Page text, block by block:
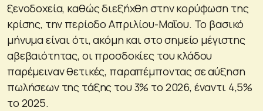
ξενοδοχεία, καθώς διεξήχθη στην κορύφωση της
κρίσης, την περίοδο Απριλίου-Μαΐου. Το βασικό
μήνυμα είναι ότι, ακόμη και στο σημείο μέγιστης
αβεβαιότητας, οι προσδοκίες του κλάδου
παρέμειναν θετικές, παραπέμποντας σε αύξηση
πωλήσεων της τάξης του 3% το 2026, έναντι 4,5%
το 2025.